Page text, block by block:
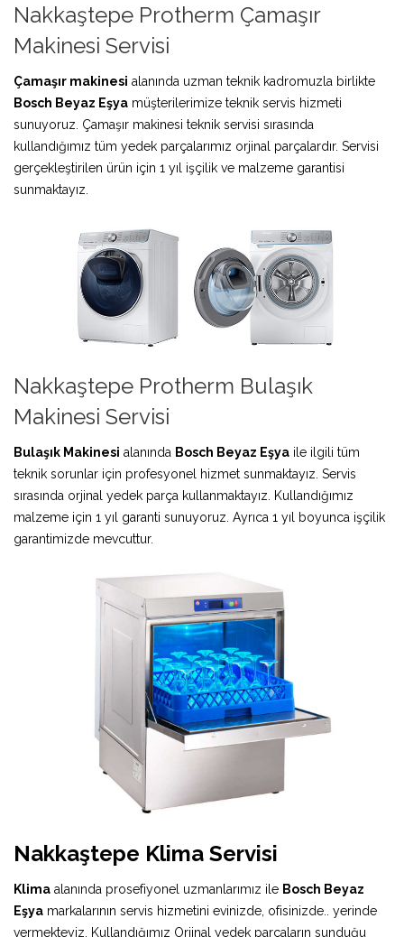
Nakkaştepe Protherm Çamaşır
Makinesi Servisi
Çamaşır makinesi alanında uzman teknik kadromuzla birlikte
Bosch Beyaz Eşya müşterilerimize teknik servis hizmeti
sunuyoruz. Çamaşır makinesi teknik servisi sırasında
kullandığımız tüm yedek parçalarımız orjinal parçalardır. Servisi
gerçekleştirilen ürün için 1 yıl işçilik ve malzeme garantisi
sunmaktayız.
Nakkaştepe Protherm Bulaşık
Makinesi Servisi
Bulaşık Makinesi alanında Bosch Beyaz Eşya ile ilgili tüm
teknik sorunlar için profesyonel hizmet sunmaktayız. Servis
sırasında orjinal yedek parça kullanmaktayız. Kullandığımız
malzeme için 1 yıl garanti sunuyoruz. Ayrıca 1 yıl boyunca işçilik
garantimizde mevcuttur.
Nakkaştepe Klima Servisi
Klima alanında prosefiyonel uzmanlarımız ile Bosch Beyaz
Eşya markalarının servis hizmetini evinizde, ofisinizde.. yerinde
vermekteyiz. Kullandığımız Orjinal yedek parçaların sunduğu